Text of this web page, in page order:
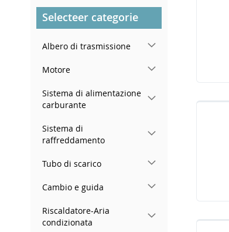
posteriore destra
Selecteer categorie
Albero di trasmissione
Motore
Sistema di alimentazione
carburante
Sistema di
raffreddamento
Tubo di scarico
Cambio e guida
Riscaldatore-Aria
condizionata